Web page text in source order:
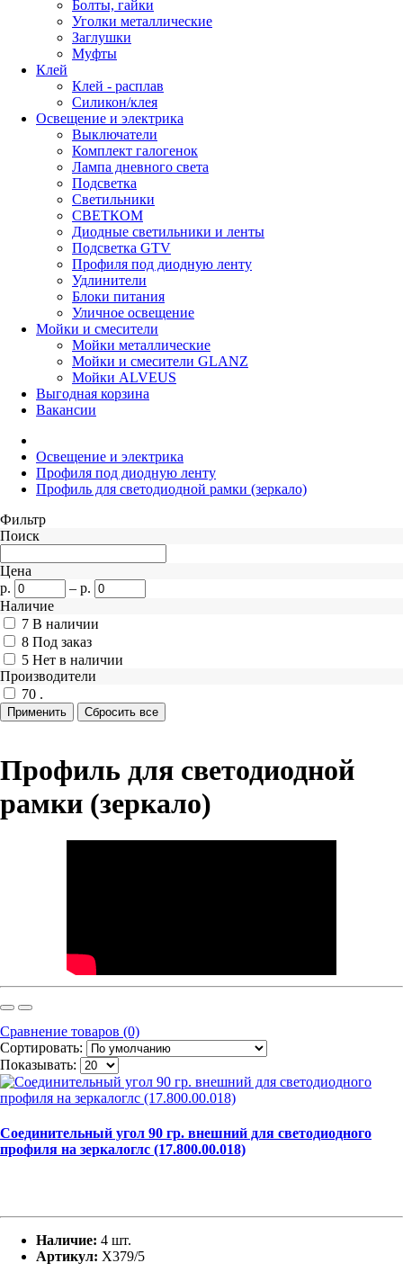
Болты, гайки
Уголки металлические
Заглушки
Муфты
Клей
Клей - расплав
Силикон/клея
Освещение и электрика
Выключатели
Комплект галогенок
Лампа дневного света
Подсветка
Светильники
СВЕТКОМ
Диодные светильники и ленты
Подсветка GTV
Профиля под диодную ленту
Удлинители
Блоки питания
Уличное освещение
Мойки и смесители
Мойки металлические
Мойки и смесители GLANZ
Мойки ALVEUS
Выгодная корзина
Вакансии
Освещение и электрика
Профиля под диодную ленту
Профиль для светодиодной рамки (зеркало)
Фильтр
Поиск
Цена
р.
– р.
Наличие
7 В наличии
8 Под заказ
5 Нет в наличии
Производители
70 .
Профиль для светодиодной
рамки (зеркало)
Сравнение товаров (0)
Сортировать:
Показывать:
Соединительный угол 90 гр. внешний для светодиодного
профиля на зеркалоглс (17.800.00.018)
Наличие: 4 шт.
Артикул: Х379/5